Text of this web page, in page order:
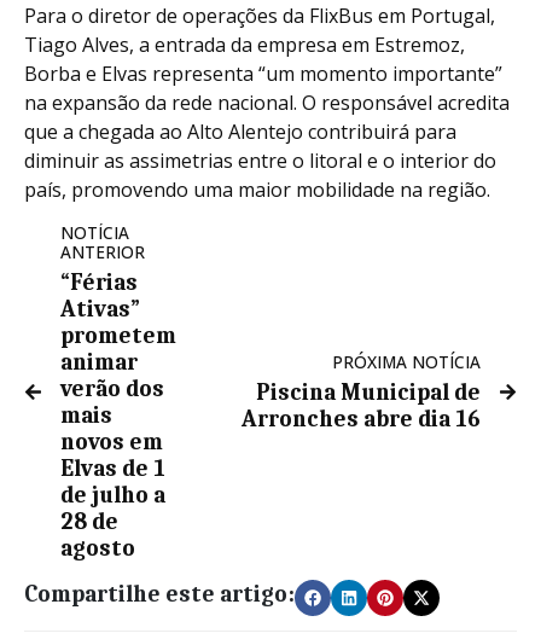
Para o diretor de operações da FlixBus em Portugal,
Tiago Alves, a entrada da empresa em Estremoz,
Borba e Elvas representa “um momento importante”
na expansão da rede nacional. O responsável acredita
que a chegada ao Alto Alentejo contribuirá para
diminuir as assimetrias entre o litoral e o interior do
país, promovendo uma maior mobilidade na região.
NOTÍCIA
ANTERIOR
“Férias
Ativas”
prometem
animar
verão dos
mais
novos em
Elvas de 1
de julho a
28 de
agosto
PRÓXIMA NOTÍCIA
Piscina Municipal de
Arronches abre dia 16
Compartilhe este artigo: